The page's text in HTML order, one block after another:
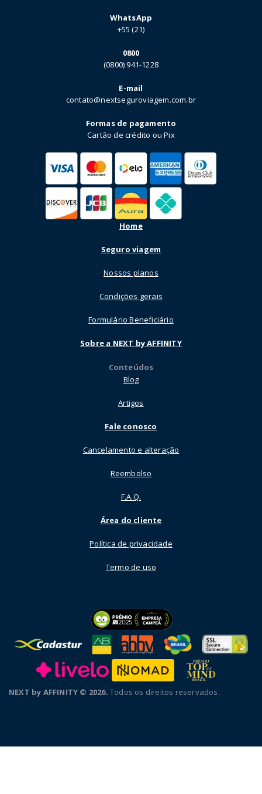
WhatsApp
+55 (21)
0800
(0800) 941-1228
E-mail
contato@nextseguroviagem.com.br
Formas de pagamento
Cartão de crédito ou Pix
Home
Seguro viagem
Nossos planos
Condições gerais
Formulário Beneficiário
Sobre a NEXT by AFFINITY
Conteúdos
Blog
Artigos
Fale conosco
Cancelamento e alteração
Reembolso
F.A.Q.
Área do cliente
Política de privacidade
Termo de uso
NEXT by AFFINITY © 2026. Todos os direitos reservados.